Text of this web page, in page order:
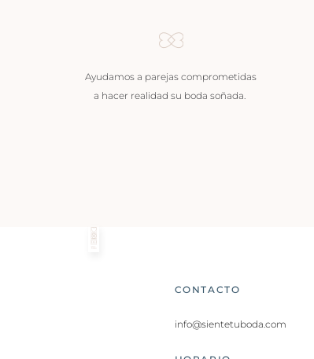
Ayudamos a parejas comprometidas
a hacer realidad su boda soñada.
CONTACTO
info@sientetuboda.com